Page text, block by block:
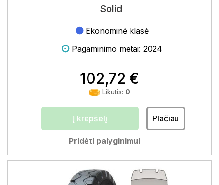
Solid
Ekonominė klasė
Pagaminimo metai: 2024
102,72 €
Likutis: 0
Į krepšelį Plačiau
Pridėti palyginimui